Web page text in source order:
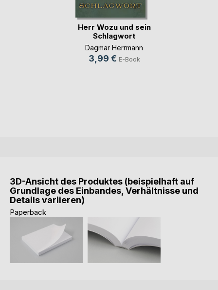
Herr Wozu und sein
Schlagwort
Dagmar Herrmann
3,99 € E-Book
3D-Ansicht des Produktes (beispielhaft auf
Grundlage des Einbandes, Verhältnisse und
Details variieren)
Paperback